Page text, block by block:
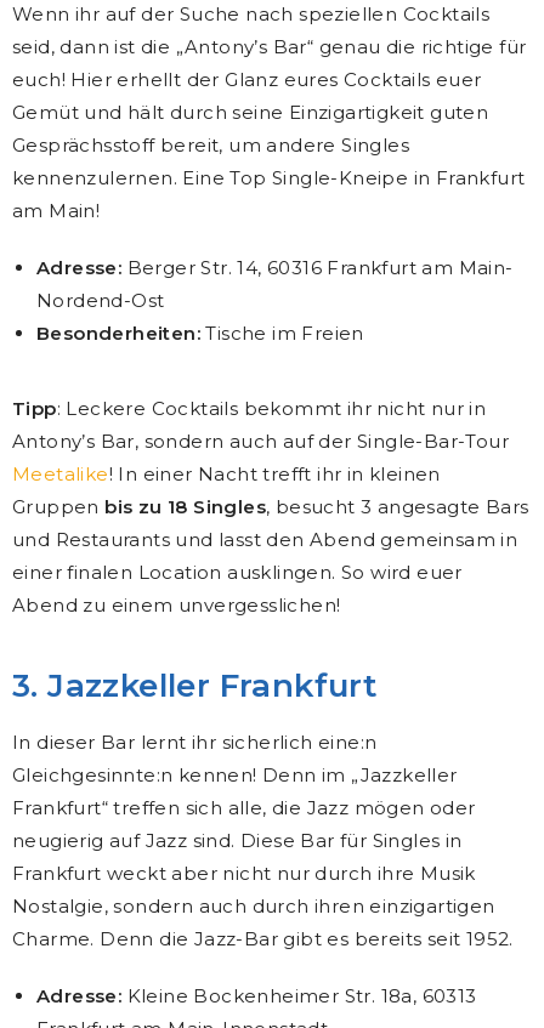
Wenn ihr auf der Suche nach speziellen Cocktails
seid, dann ist die „Antony’s Bar“ genau die richtige für
euch! Hier erhellt der Glanz eures Cocktails euer
Gemüt und hält durch seine Einzigartigkeit guten
Gesprächsstoff bereit, um andere Singles
kennenzulernen. Eine Top Single-Kneipe in Frankfurt
am Main!
Adresse: Berger Str. 14, 60316 Frankfurt am Main-
Nordend-Ost
Besonderheiten: Tische im Freien
Tipp: Leckere Cocktails bekommt ihr nicht nur in
Antony’s Bar, sondern auch auf der Single-Bar-Tour
Meetalike! In einer Nacht trefft ihr in kleinen
Gruppen bis zu 18 Singles, besucht 3 angesagte Bars
und Restaurants und lasst den Abend gemeinsam in
einer finalen Location ausklingen. So wird euer
Abend zu einem unvergesslichen!
3. Jazzkeller Frankfurt
In dieser Bar lernt ihr sicherlich eine:n
Gleichgesinnte:n kennen! Denn im „Jazzkeller
Frankfurt“ treffen sich alle, die Jazz mögen oder
neugierig auf Jazz sind. Diese Bar für Singles in
Frankfurt weckt aber nicht nur durch ihre Musik
Nostalgie, sondern auch durch ihren einzigartigen
Charme. Denn die Jazz-Bar gibt es bereits seit 1952.
Adresse: Kleine Bockenheimer Str. 18a, 60313